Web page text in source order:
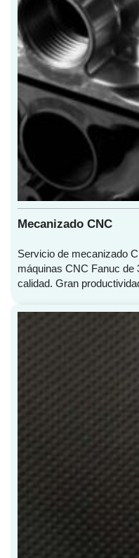
Mecanizado CNC
Servicio de mecanizado
máquinas CNC Fanuc de
calidad. Gran